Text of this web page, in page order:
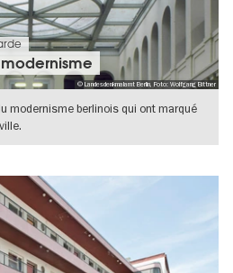
© Landesdenkmalamt Berlin, Foto: Wolfgang Bittner
modernisme berlinois qui ont marqué